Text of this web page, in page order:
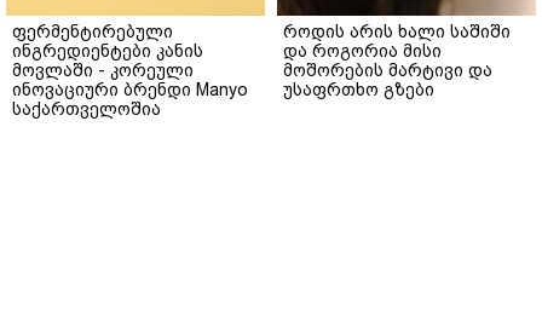
ფერმენტირებული
ინგრედიენტები კანის
მოვლაში - კორეული
ინოვაციური ბრენდი Manyo
საქართველოშია
როდის არის ხალი საშიში
და როგორია მისი
მოშორების მარტივი და
უსაფრთხო გზები